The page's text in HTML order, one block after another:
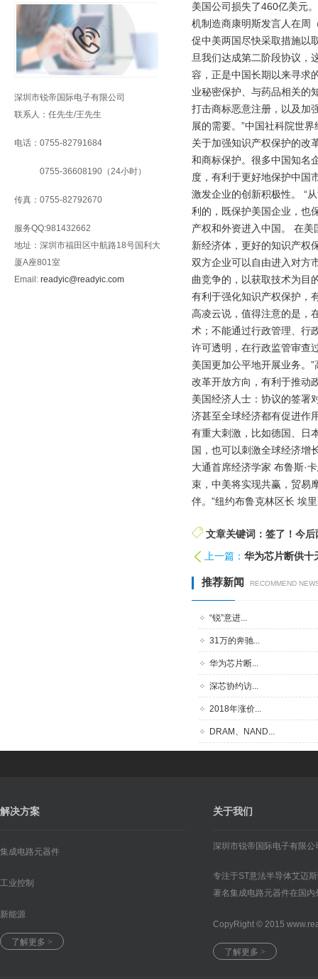
深圳市锐帝国际电子有限公司
联系人：任先生/王先生
电话：0755-82791684
0755-36608190（24小时）
传真：0755-82792670
服务QQ:981432662
地址：深圳市福田区中航路18号国利大
厦A座801室
Email: readyic@readyic.com
美国公司损失了460亿美元
机制造商康明斯发言人在周
促中美两国尽快采取措施以
旦我们达成第二阶段协议，
容，正是中国长期以来寻求
业秘密保护、与药品相关的
打击商标恶意注册，以及加
展的需要。”中国社科院世
关于加强知识产权保护的改
和商标保护。很多中国知名
度，有利于更好地保护中国
激发企业的创新积极性。 “
利的，既保护美国企业，也
产权和外资进入中国。 在
新经济体，更好的知识产权
双方企业可以自由进入对方
曲竞争的，以获取技术为目
有利于强化知识产权保护，
高凌云说，值得注意的是，
术；不能通过行政管理、行
许可透明，在行政监管审查
美国更加公平地开展业务。
改革开放方向，有利于推动
美国经济人士：协议的签署
济甚至全球经济都有促进作
有重大刺激，比如德国、日
国，也可以刺激全球经济增
大通首席经济学家 布鲁斯·
束，中美将实现共赢，贸易
伴。”纽约布鲁克林区长 埃
文章关键词：签了！今
上一篇： 华为芯片断供十
推荐新闻 RECOMMEND
“锐”意进...
31万的奔驰...
华为芯片断...
深芯协约访...
2018年涨价...
DRAM、NAND...
解决方案
集成电路元器件
工业控制
新能源
了解更多 >
关于我们
深圳市锐帝国际电子有限公
专注于ST意法半导体艾迈
著名集成电路元器件在国内
CopyRight © 2015
了解更多 >